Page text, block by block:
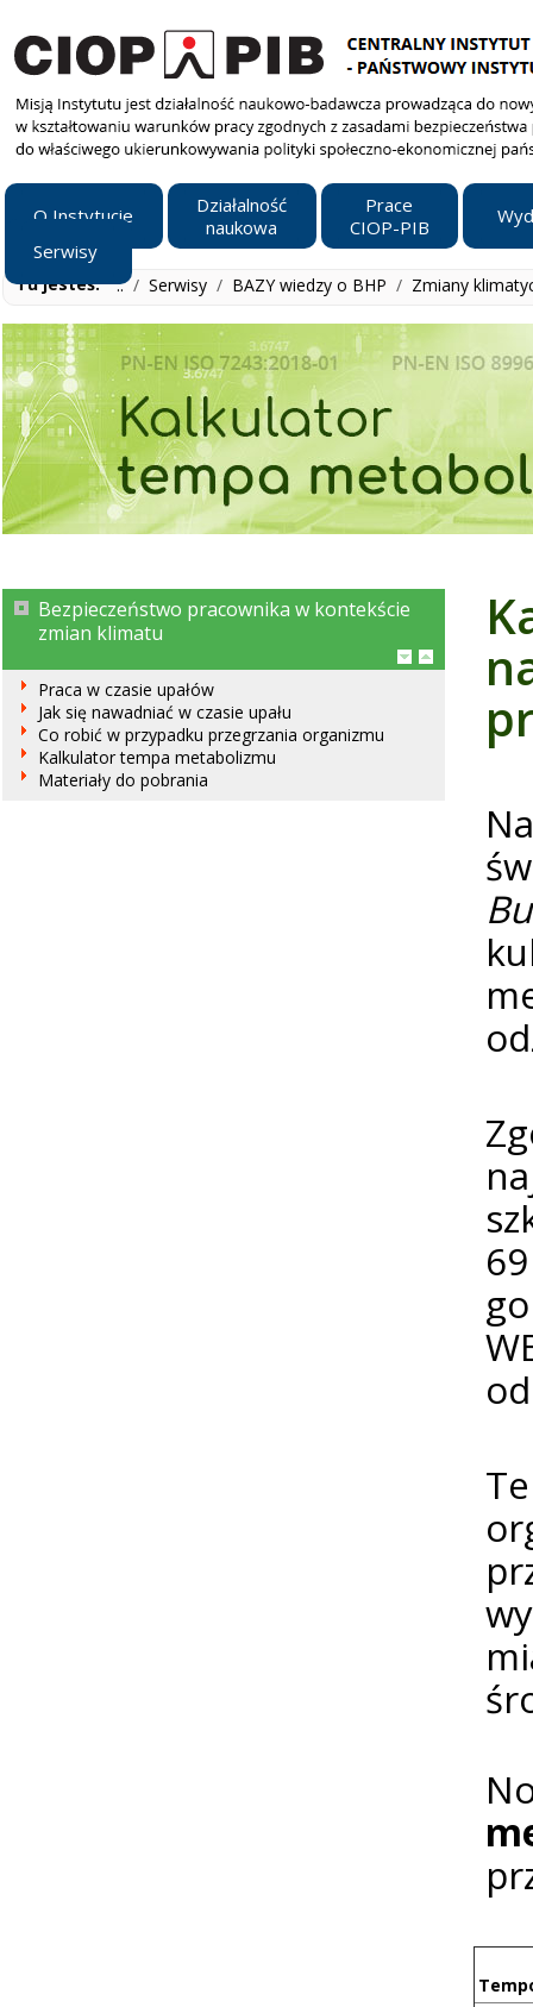
O Instytucie
Działalność
naukowa
Prace
CIOP-PIB
Serwisy
Tu jesteś: ../ Serwisy / BAZY wiedzy o BHP / Zmiany
Bezpieczeństwo pracownika w kontekście
zmian klimatu
Praca w czasie upałów
Jak się nawadniać w czasie upału
Co robić w przypadku przegrzania organizmu
Kalkulator tempa metabolizmu
Materiały do pobrania